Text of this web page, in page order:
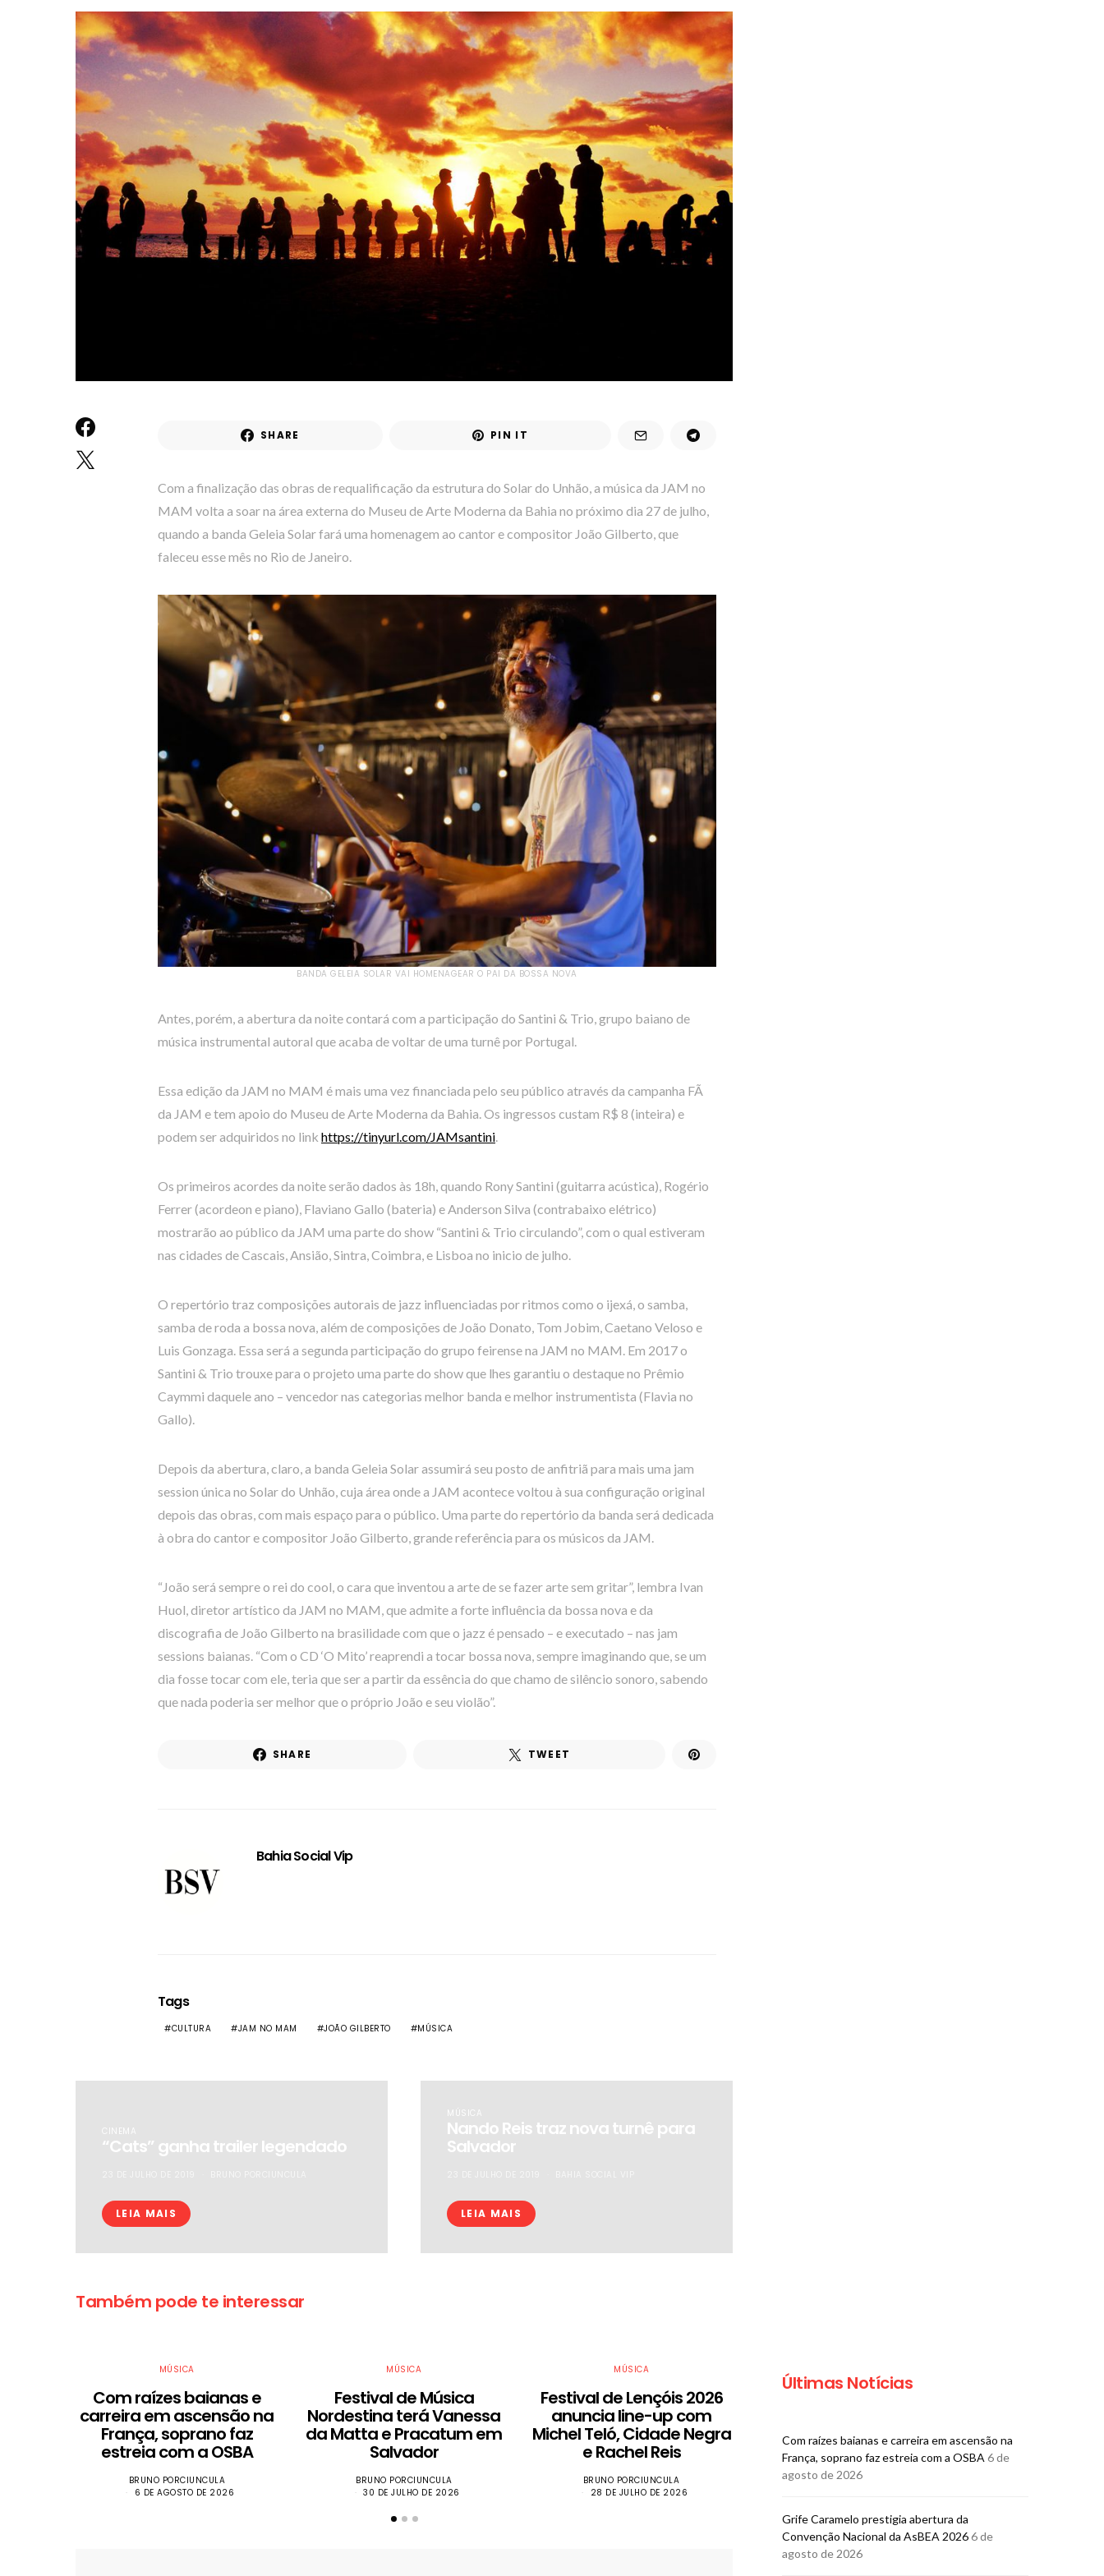
SHARE PIN IT
Com a finalização das obras de requalificação da estrutura do Solar do Unhão, a música da JAM no
MAM volta a soar na área externa do Museu de Arte Moderna da Bahia no próximo dia 27 de julho,
quando a banda Geleia Solar fará uma homenagem ao cantor e compositor João Gilberto, que
faleceu esse mês no Rio de Janeiro.
BANDA GELEIA SOLAR VAI HOMENAGEAR O PAI DA BOSSA NOVA
Antes, porém, a abertura da noite contará com a participação do Santini & Trio, grupo baiano de
música instrumental autoral que acaba de voltar de uma turnê por Portugal.
Essa edição da JAM no MAM é mais uma vez financiada pelo seu público através da campanha FÃ
da JAM e tem apoio do Museu de Arte Moderna da Bahia. Os ingressos custam R$ 8 (inteira) e
podem ser adquiridos no link https://tinyurl.com/JAMsantini.
Os primeiros acordes da noite serão dados às 18h, quando Rony Santini (guitarra acústica), Rogério
Ferrer (acordeon e piano), Flaviano Gallo (bateria) e Anderson Silva (contrabaixo elétrico)
mostrarão ao público da JAM uma parte do show “Santini & Trio circulando”, com o qual estiveram
nas cidades de Cascais, Ansião, Sintra, Coimbra, e Lisboa no inicio de julho.
O repertório traz composições autorais de jazz influenciadas por ritmos como o ijexá, o samba,
samba de roda a bossa nova, além de composições de João Donato, Tom Jobim, Caetano Veloso e
Luis Gonzaga. Essa será a segunda participação do grupo feirense na JAM no MAM. Em 2017 o
Santini & Trio trouxe para o projeto uma parte do show que lhes garantiu o destaque no Prêmio
Caymmi daquele ano – vencedor nas categorias melhor banda e melhor instrumentista (Flavia no
Gallo).
Depois da abertura, claro, a banda Geleia Solar assumirá seu posto de anfitriã para mais uma jam
session única no Solar do Unhão, cuja área onde a JAM acontece voltou à sua configuração original
depois das obras, com mais espaço para o público. Uma parte do repertório da banda será dedicada
à obra do cantor e compositor João Gilberto, grande referência para os músicos da JAM.
“João será sempre o rei do cool, o cara que inventou a arte de se fazer arte sem gritar”, lembra Ivan
Huol, diretor artístico da JAM no MAM, que admite a forte influência da bossa nova e da
discografia de João Gilberto na brasilidade com que o jazz é pensado – e executado – nas jam
sessions baianas. “Com o CD ‘O Mito’ reaprendi a tocar bossa nova, sempre imaginando que, se um
dia fosse tocar com ele, teria que ser a partir da essência do que chamo de silêncio sonoro, sabendo
que nada poderia ser melhor que o próprio João e seu violão”.
SHARE TWEET
Bahia Social Vip
Tags
CULTURA JAM NO MAM JOÃO GILBERTO MÚSICA
CINEMA
“Cats” ganha trailer legendado
LEIA MAIS
MÚSICA
Nando Reis traz nova turnê para
Salvador
LEIA MAIS
Também pode te interessar
MÚSICA
Com raízes baianas e
carreira em ascensão na
França, soprano faz
estreia com a OSBA
BRUNO PORCIUNCULA
6 DE AGOSTO DE 2026
MÚSICA
Festival de Música
Nordestina terá Vanessa
da Matta e Pracatum em
Salvador
BRUNO PORCIUNCULA
30 DE JULHO DE 2026
MÚSICA
Festival de Lençóis 2026
anuncia line-up com
Michel Teló, Cidade Negra
e Rachel Reis
BRUNO PORCIUNCULA
28 DE JULHO DE 2026
MÚSICA
OSBA recebe Edu Krieger
Últimas Notícias
Com raízes baianas e carreira em ascensão na
França, soprano faz estreia com a OSBA 6 de
agosto de 2026
Grife Caramelo prestigia abertura da
Convenção Nacional da AsBEA 20266 de
agosto de 2026